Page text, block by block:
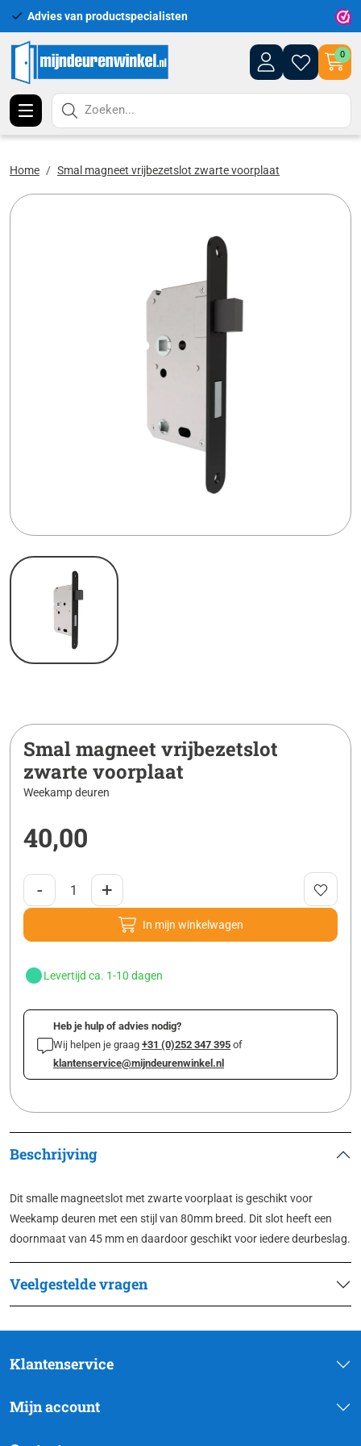
Advies van productspecialisten
0
Zoeken...
Home Smal magneet vrijbezetslot zwarte voorplaat
Smal magneet vrijbezetslot
zwarte voorplaat
Weekamp deuren
40,00
- +
In mijn winkelwagen
Levertijd ca. 1-10 dagen
Heb je hulp of advies nodig?
Wij helpen je graag +31 (0)252 347 395 of
klantenservice@mijndeurenwinkel.nl
Beschrijving
Dit smalle magneetslot met zwarte voorplaat is geschikt voor
Weekamp deuren met een stijl van 80mm breed. Dit slot heeft een
doornmaat van 45 mm en daardoor geschikt voor iedere deurbeslag.
Veelgestelde vragen
Klantenservice
Mijn account